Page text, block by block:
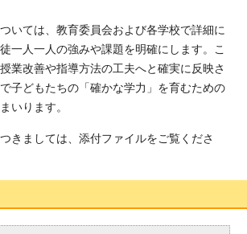
いては、教育委員会および各学校で詳細に
一人一人の強みや課題を明確にします。こ
業改善や指導方法の工夫へと確実に反映さ
子どもたちの「確かな学力」を育むための
いります。
きましては、添付ファイルをご覧くださ